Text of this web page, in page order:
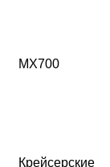
MX700
Крейсерские